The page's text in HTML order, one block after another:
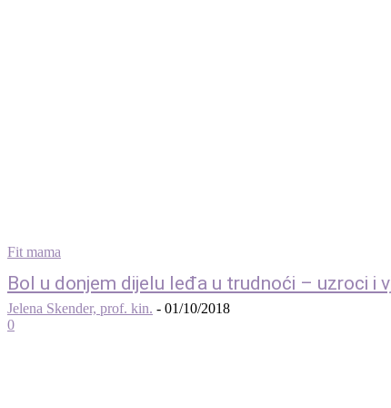
Fit mama
Bol u donjem dijelu leđa u trudnoći – uzroci i
Jelena Skender, prof. kin. - 01/10/2018
0